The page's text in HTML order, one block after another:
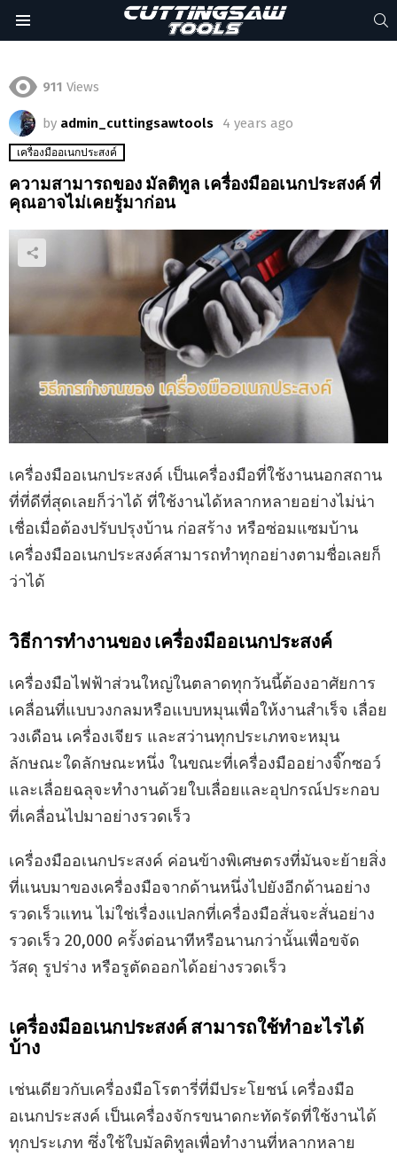
911 Views
by admin_cuttingsawtools 4 years ago
เครื่องมืออเนกประสงค์
ความสามารถของ มัลติทูล เครื่องมืออเนกประสงค์ ที่
คุณอาจไม่เคยรู้มาก่อน
เครื่องมืออเนกประสงค์ เป็นเครื่องมือที่ใช้งานนอกสถาน
ที่ที่ดีที่สุดเลยก็ว่าได้ ที่ใช้งานได้หลากหลายอย่างไม่น่า
เชื่อเมื่อต้องปรับปรุงบ้าน ก่อสร้าง หรือซ่อมแซมบ้าน
เครื่องมืออเนกประสงค์สามารถทำทุกอย่างตามชื่อเลยก็
ว่าได้
วิธีการทำงานของ เครื่องมืออเนกประสงค์
เครื่องมือไฟฟ้าส่วนใหญ่ในตลาดทุกวันนี้ต้องอาศัยการ
เคลื่อนที่แบบวงกลมหรือแบบหมุนเพื่อให้งานสำเร็จ เลื่อย
วงเดือน เครื่องเจียร และสว่านทุกประเภทจะหมุน
ลักษณะใดลักษณะหนึ่ง ในขณะที่เครื่องมืออย่างจิ๊กซอว์
และเลื่อยฉลุจะทำงานด้วยใบเลื่อยและอุปกรณ์ประกอบ
ที่เคลื่อนไปมาอย่างรวดเร็ว
เครื่องมืออเนกประสงค์ ค่อนข้างพิเศษตรงที่มันจะย้ายสิ่ง
ที่แนบมาของเครื่องมือจากด้านหนึ่งไปยังอีกด้านอย่าง
รวดเร็วแทน ไม่ใช่เรื่องแปลกที่เครื่องมือสั่นจะสั่นอย่าง
รวดเร็ว 20,000 ครั้งต่อนาทีหรือนานกว่านั้นเพื่อขจัด
วัสดุ รูปร่าง หรือรูตัดออกได้อย่างรวดเร็ว
เครื่องมืออเนกประสงค์ สามารถใช้ทำอะไรได้
บ้าง
เช่นเดียวกับเครื่องมือโรตารี่ที่มีประโยชน์ เครื่องมือ
อเนกประสงค์ เป็นเครื่องจักรขนาดกะทัดรัดที่ใช้งานได้
ทุกประเภท ซึ่งใช้ใบมัลติทูลเพื่อทำงานที่หลากหลาย